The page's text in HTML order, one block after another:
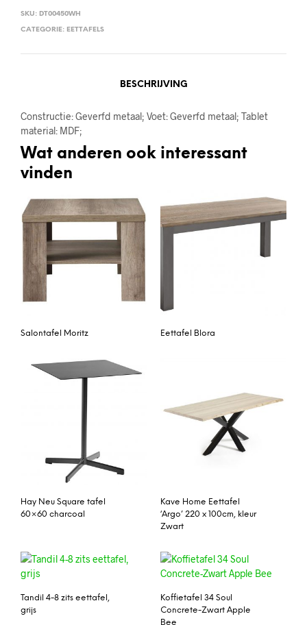
SKU: DT00450WH
CATEGORIE: EETTAFELS
BESCHRIJVING
Constructie: Geverfd metaal; Voet: Geverfd metaal; Tablet
material: MDF;
Wat anderen ook interessant
vinden
Salontafel Moritz Eettafel Blora
Hay Neu Square tafel
60×60 charcoal
Kave Home Eettafel
‘Argo’ 220 x 100cm, kleur
Zwart
Tandil 4-8 zits eettafel,
grijs
Koffietafel 34 Soul
Concrete-Zwart Apple
Bee